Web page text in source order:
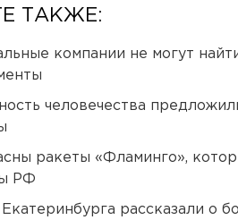
ТАКЖЕ:
компании не могут
человечества
ракеты «Фламинго»,
РФ
Екатеринбурга рассказали о